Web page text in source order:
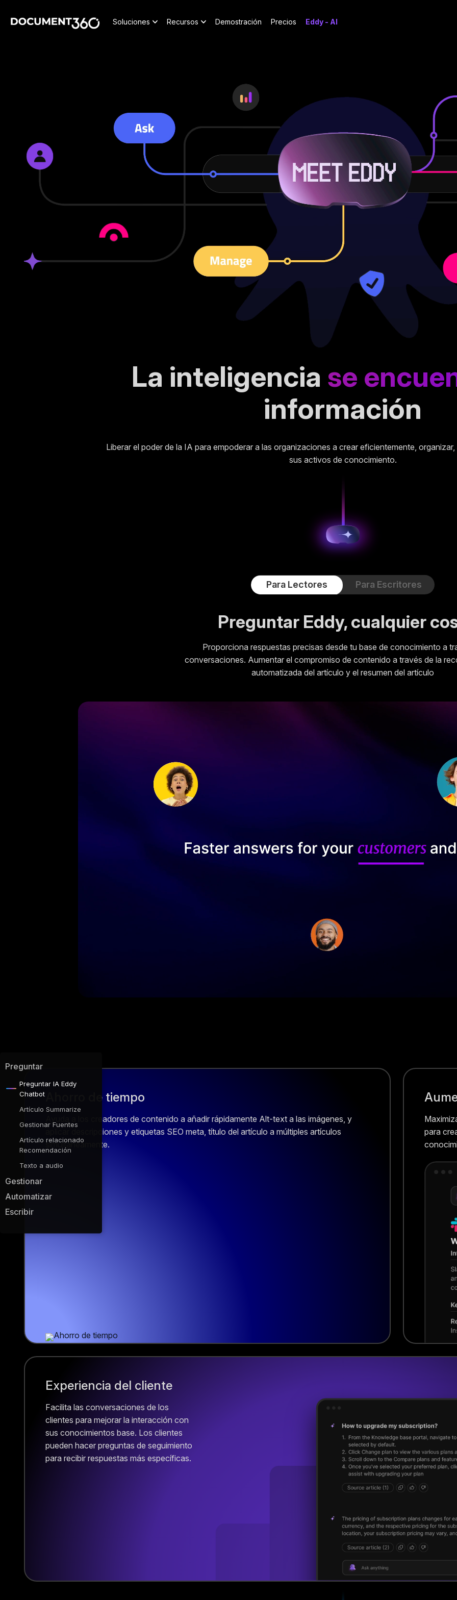
Soluciones Recursos Demostración Precios Eddy - AI
La inteligencia se
información
Liberar el poder de la IA para empoderar a las organizaciones a crear eficientemente,
sus activos de conocimiento.
Para Lectores Para Escritores
Preguntar Eddy, cualquier
Proporciona respuestas precisas desde tu base de conocimiento a
conversaciones. Aumentar el compromiso de contenido a través de la
automatizada del artículo y el resumen del artículo
Pregunte Eddy, cualquier
Ayuda a los creadores de contenido a crear, organizar y
rápidamente contenido en escala. Mejora la productividad de
creadores de contenido y reduce los gastos de administración
Ahorro de tiempo
Ayuda a los creadores de contenido a añadir rápidamente Alt-text a las imágenes, y
aplicar descripciones y etiquetas SEO meta, título del artículo a múltiples artículos
simultáneamente.
para
Experiencia del cliente
Facilita las conversaciones de los
clientes para mejorar la interacción con
sus conocimientos base. Los clientes
pueden hacer preguntas de seguimiento
para recibir respuestas más específicas.
Preguntar
Preguntar IA Eddy
Chatbot
Artículo Summarize
Gestionar Fuentes
Artículo relacionado
Recomendación
Texto a audio
Gestionar
Automatizar
Escribir